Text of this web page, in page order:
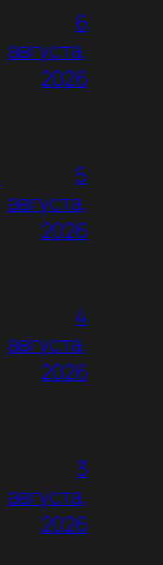
6
августа,
2026
5
августа,
2026
4
августа,
2026
3
августа,
2026